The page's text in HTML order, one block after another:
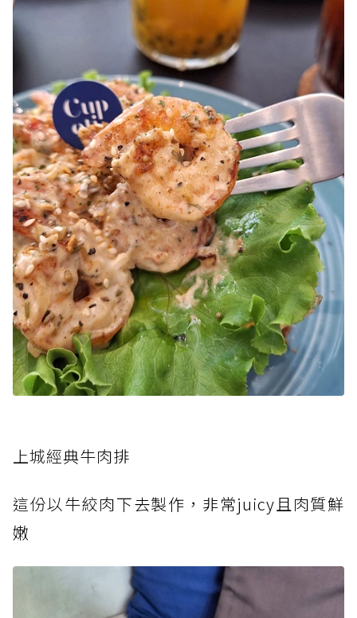
上城經典牛肉排
這份以牛絞肉下去製作，非常juicy且肉質鮮
嫩